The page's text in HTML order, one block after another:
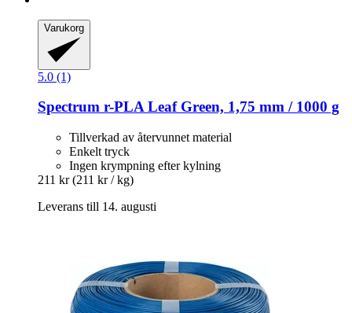
Varukorg
5.0 (1)
Spectrum r-​PLA Leaf Green, 1,75 mm / 1000 g
Tillverkad av återvunnet material
Enkelt tryck
Ingen krympning efter kylning
211 kr (211 kr / kg)
Leverans till 14. augusti